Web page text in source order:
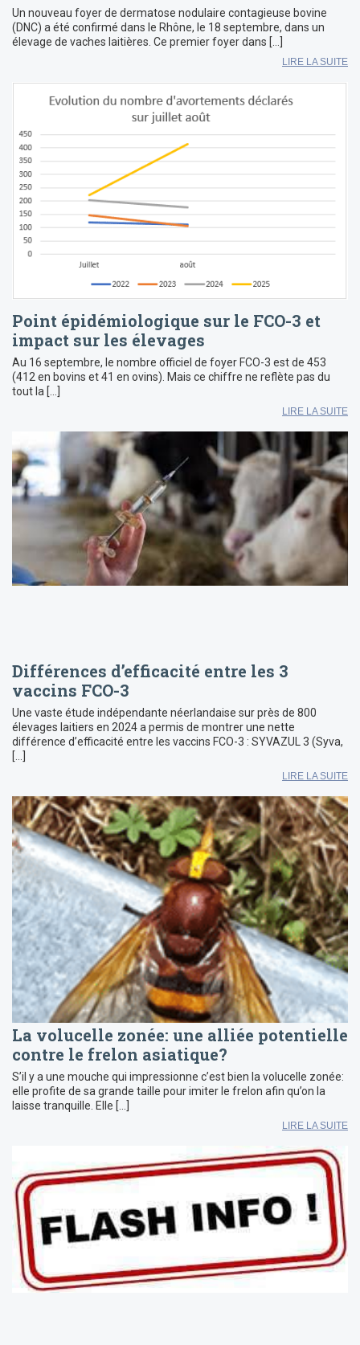
Un nouveau foyer de dermatose nodulaire contagieuse bovine
(DNC) a été confirmé dans le Rhône, le 18 septembre, dans un
élevage de vaches laitières. Ce premier foyer dans […]
LIRE LA SUITE
Point épidémiologique sur le FCO-3 et
impact sur les élevages
Au 16 septembre, le nombre officiel de foyer FCO-3 est de 453
(412 en bovins et 41 en ovins). Mais ce chiffre ne reflète pas du
tout la […]
LIRE LA SUITE
Différences d’efficacité entre les 3
vaccins FCO-3
Une vaste étude indépendante néerlandaise sur près de 800
élevages laitiers en 2024 a permis de montrer une nette
différence d’efficacité entre les vaccins FCO-3 : SYVAZUL 3 (Syva,
[…]
LIRE LA SUITE
La volucelle zonée: une alliée potentielle
contre le frelon asiatique?
S’il y a une mouche qui impressionne c’est bien la volucelle zonée:
elle profite de sa grande taille pour imiter le frelon afin qu’on la
laisse tranquille. Elle […]
LIRE LA SUITE